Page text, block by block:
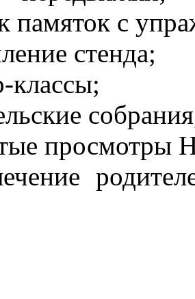
с
стенда;
просмотры